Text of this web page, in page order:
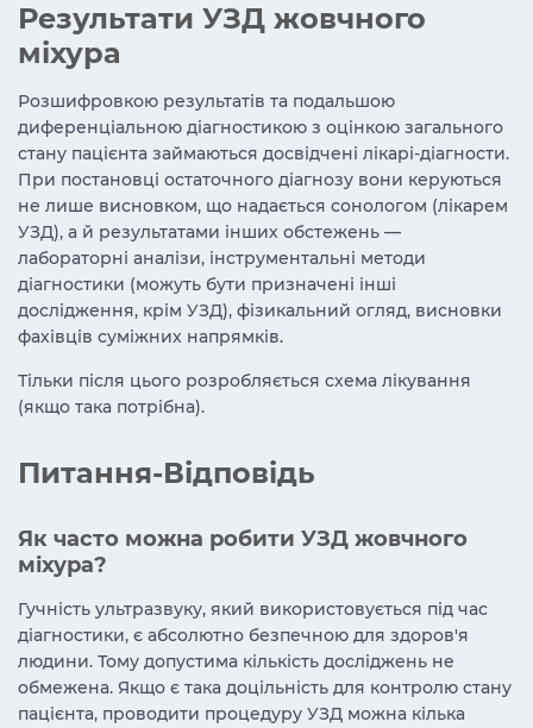
Результати УЗД жовчного
міхура
Розшифровкою результатів та подальшою
диференціальною діагностикою з оцінкою загального
стану пацієнта займаються досвідчені лікарі-діагности.
При постановці остаточного діагнозу вони керуються
не лише висновком, що надається сонологом (лікарем
УЗД), а й результатами інших обстежень —
лабораторні аналізи, інструментальні методи
діагностики (можуть бути призначені інші
дослідження, крім УЗД), фізикальний огляд, висновки
фахівців суміжних напрямків.
Тільки після цього розробляється схема лікування
(якщо така потрібна).
Питання-Відповідь
Як часто можна робити УЗД жовчного
міхура?
Гучність ультразвуку, який використовується під час
діагностики, є абсолютно безпечною для здоров'я
людини. Тому допустима кількість досліджень не
обмежена. Якщо є така доцільність для контролю стану
пацієнта, проводити процедуру УЗД можна кілька